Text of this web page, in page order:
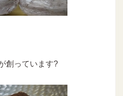
創っています?